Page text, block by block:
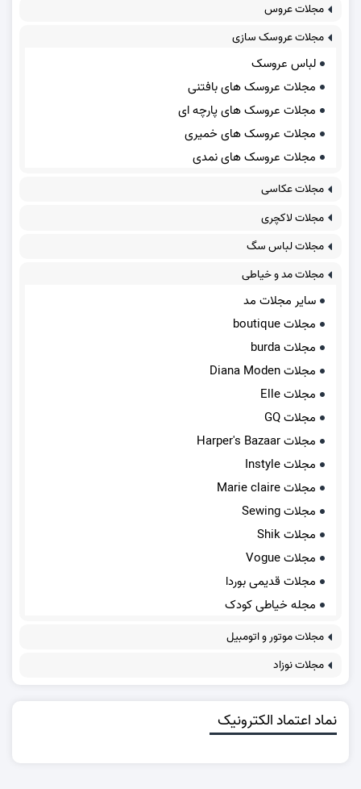
مجلات عروس
مجلات عروسک سازی
لباس عروسک
مجلات عروسک های بافتنی
مجلات عروسک های پارچه ای
مجلات عروسک های خمیری
مجلات عروسک های نمدی
مجلات عکاسی
مجلات لاکچری
مجلات لباس سگ
مجلات مد و خیاطی
سایر مجلات مد
مجلات boutique
مجلات burda
مجلات Diana Moden
مجلات Elle
مجلات GQ
مجلات Harper's Bazaar
مجلات Instyle
مجلات Marie claire
مجلات Sewing
مجلات Shik
مجلات Vogue
مجلات قدیمی بوردا
مجله خیاطی کودک
مجلات موتور و اتومبیل
مجلات نوزاد
نماد اعتماد الکترونیک